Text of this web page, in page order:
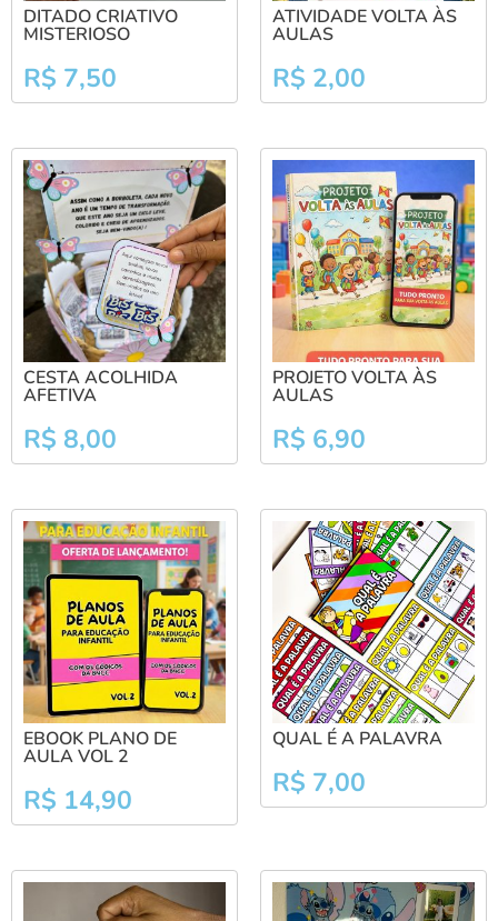
DITADO CRIATIVO
MISTERIOSO
R$ 7,50
ATIVIDADE VOLTA ÀS
AULAS
R$ 2,00
CESTA ACOLHIDA
AFETIVA
R$ 8,00
PROJETO VOLTA ÀS
AULAS
R$ 6,90
EBOOK PLANO DE
AULA VOL 2
R$ 14,90
QUAL É A PALAVRA
R$ 7,00